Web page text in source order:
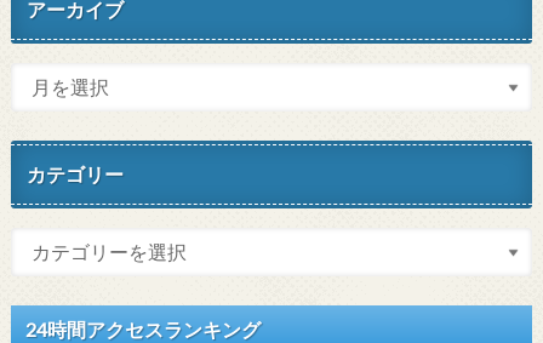
アーカイブ
カテゴリー
24時間アクセスランキング